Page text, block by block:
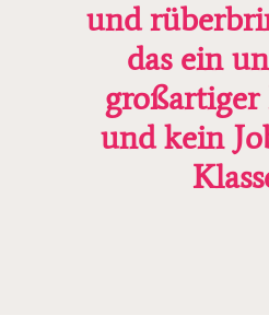
und
das ein
und kein